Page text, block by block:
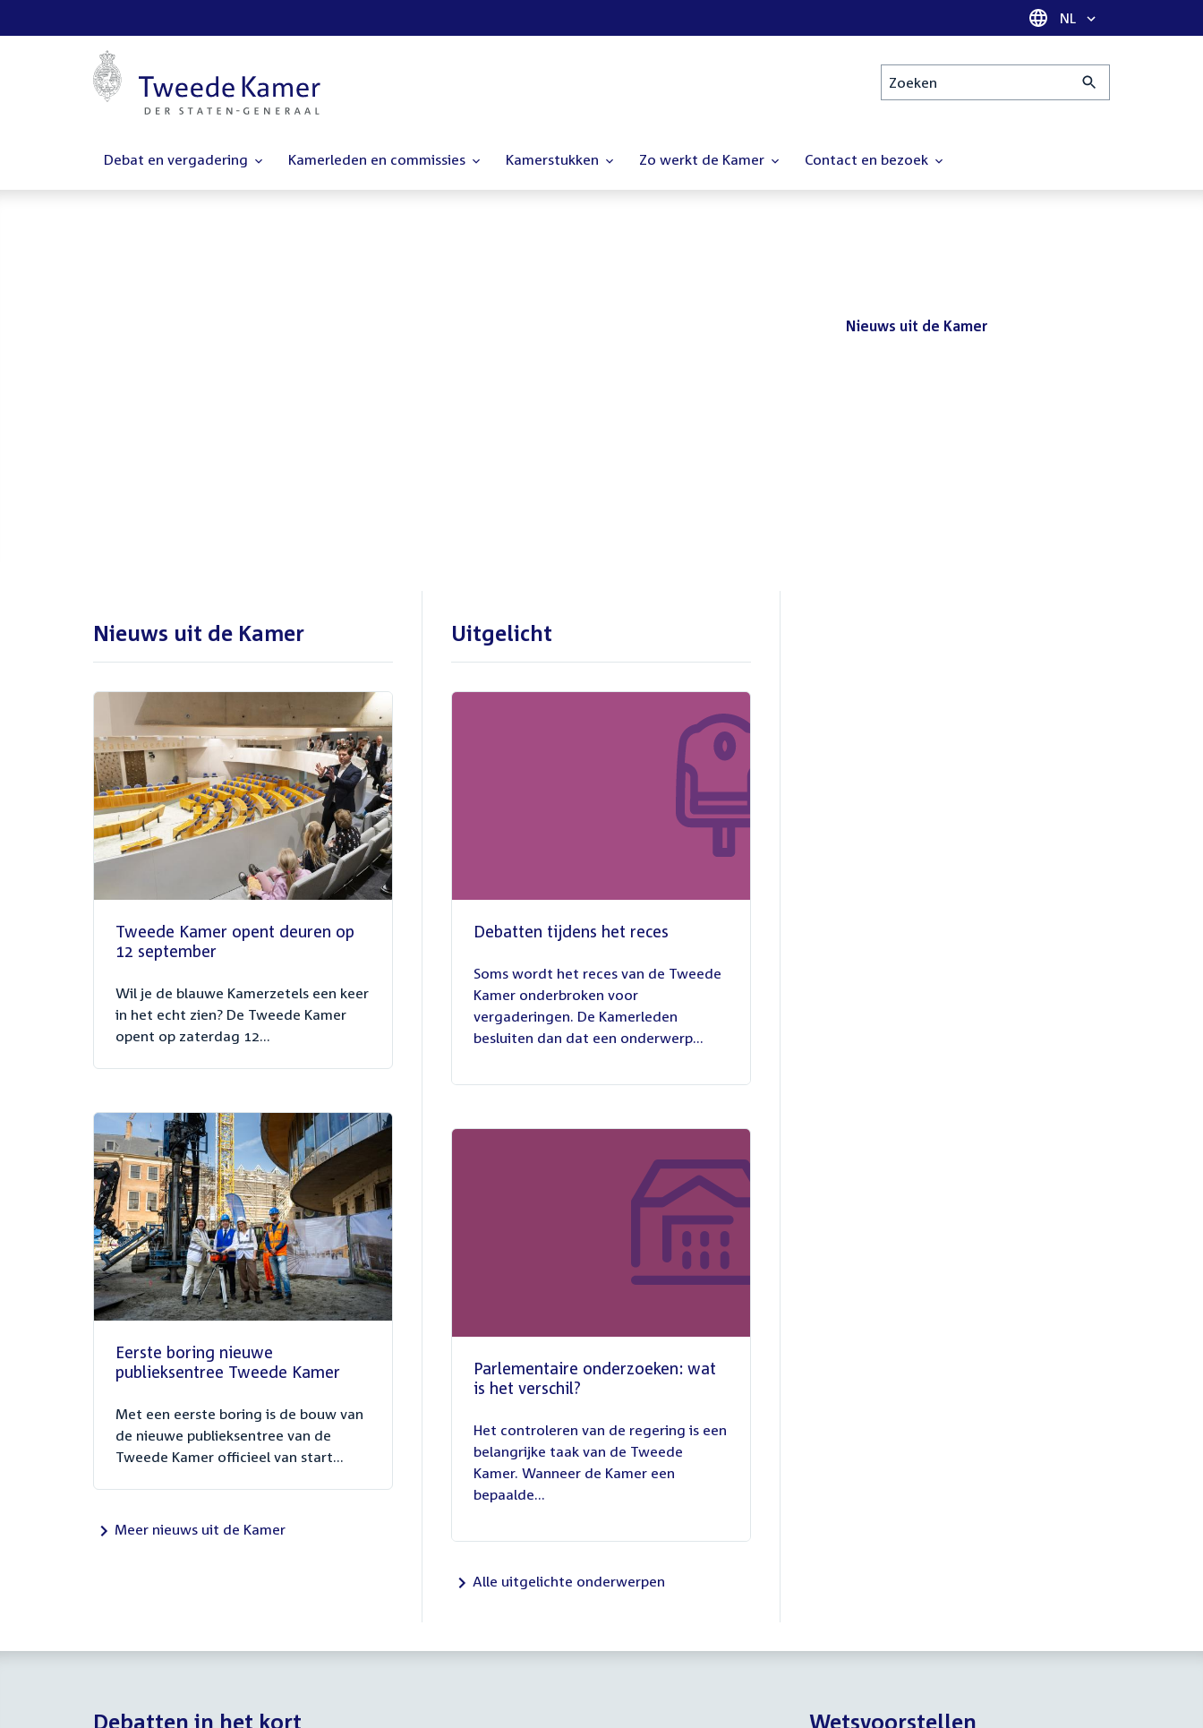
Taal selectie
NL
Zoeken
Debat en vergadering Kamerleden en commissies Kamerstukken Zo werkt de Kamer Contact en bezoek
Nieuws uit de Kamer
Nieuws uit de Kamer
Tweede Kamer opent deuren op
12 september
Wil je de blauwe Kamerzetels een keer
in het echt zien? De Tweede Kamer
opent op zaterdag 12...
Eerste boring nieuwe
publieksentree Tweede Kamer
Met een eerste boring is de bouw van
de nieuwe publieksentree van de
Tweede Kamer officieel van start...
Meer nieuws uit de Kamer
Uitgelicht
Debatten tijdens het reces
juli
2026
Soms wordt het reces van de Tweede
Kamer onderbroken voor
vergaderingen. De Kamerleden
besluiten dan dat een onderwerp...
Parlementaire onderzoeken: wat
is het verschil?
juli
2026
Het controleren van de regering is een
belangrijke taak van de Tweede
Kamer. Wanneer de Kamer een
bepaalde...
Alle uitgelichte onderwerpen
Debatten in het kort Wetsvoorstellen